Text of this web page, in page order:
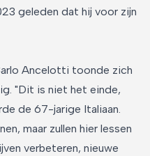
geleden dat hij voor zijn
Ancelotti toonde zich
"Dit is niet het einde,
de 67-jarige Italiaan.
maar zullen hier lessen
verbeteren, nieuwe